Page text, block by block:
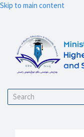
Skip to main content
Search